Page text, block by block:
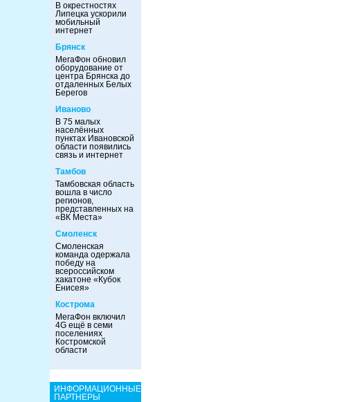
В окрестностях
Липецка ускорили
мобильный
интернет
Брянск
МегаФон обновил
оборудование от
центра Брянска до
отдаленных Белых
Берегов
Иваново
В 75 малых
населённых
пунктах Ивановской
области появились
связь и интернет
Тамбов
Тамбовская область
вошла в число
регионов,
представленных на
«ВК Места»
Смоленск
Смоленская
команда одержала
победу на
всероссийском
хакатоне «Кубок
Енисея»
Кострома
МегаФон включил
4G ещё в семи
поселениях
Костромской
области
ИНФОРМАЦИОННЫЕ
ПАРТНЕРЫ